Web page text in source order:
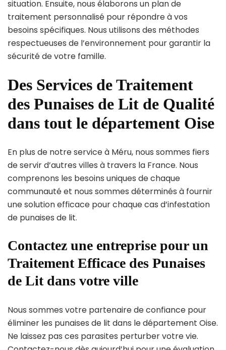
situation. Ensuite, nous élaborons un plan de
traitement personnalisé pour répondre à vos
besoins spécifiques. Nous utilisons des méthodes
respectueuses de l’environnement pour garantir la
sécurité de votre famille.
Des Services de Traitement
des Punaises de Lit de Qualité
dans tout le département Oise
En plus de notre service à Méru, nous sommes fiers
de servir d’autres villes à travers la France. Nous
comprenons les besoins uniques de chaque
communauté et nous sommes déterminés à fournir
une solution efficace pour chaque cas d’infestation
de punaises de lit.
Contactez une entreprise pour un
Traitement Efficace des Punaises
de Lit dans votre ville
Nous sommes votre partenaire de confiance pour
éliminer les punaises de lit dans le département Oise.
Ne laissez pas ces parasites perturber votre vie.